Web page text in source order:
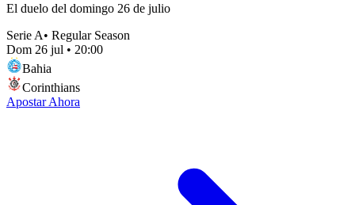
El duelo del domingo 26 de julio
Serie A• Regular Season
Dom 26 jul • 20:00
Bahia
Corinthians
Apostar Ahora